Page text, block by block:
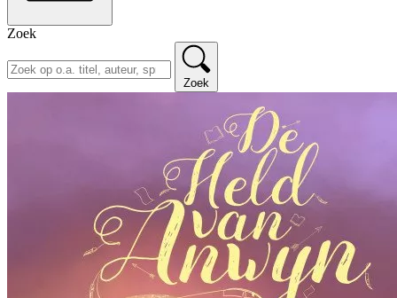
Zoek
Zoek